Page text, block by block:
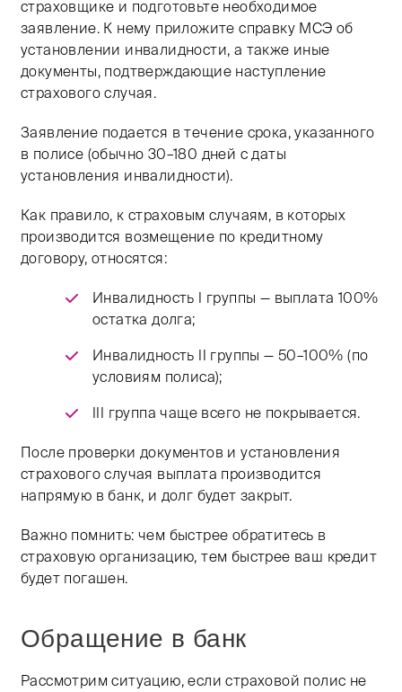
страховщике и подготовьте необходимое
заявление. К нему приложите справку МСЭ об
установлении инвалидности, а также иные
документы, подтверждающие наступление
страхового случая.
Заявление подается в течение срока, указанного
в полисе (обычно 30–180 дней с даты
установления инвалидности).
Как правило, к страховым случаям, в которых
производится возмещение по кредитному
договору, относятся:
Инвалидность I группы — выплата 100%
остатка долга;
Инвалидность II группы — 50–100% (по
условиям полиса);
III группа чаще всего не покрывается.
После проверки документов и установления
страхового случая выплата производится
напрямую в банк, и долг будет закрыт.
Важно помнить: чем быстрее обратитесь в
страховую организацию, тем быстрее ваш кредит
будет погашен. ​
Обращение в банк
Рассмотрим ситуацию, если страховой полис не